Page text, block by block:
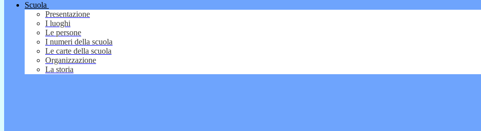
Scuola
Presentazione
I luoghi
Le persone
I numeri della scuola
Le carte della scuola
Organizzazione
La storia